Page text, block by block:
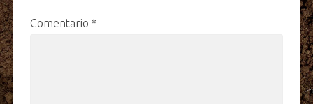
Comentario *